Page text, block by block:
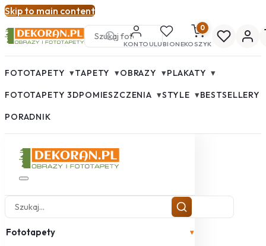
Skip to main content
KONTOULUBIONE
0
KOSZYK
FOTOTAPETY ▾TAPETY ▾OBRAZY ▾PLAKATY ▾
FOTOTAPETY 3DPOMIESZCZENIA ▾STYLE ▾BESTSELLERY
PORADNIK
Fototapety ▾